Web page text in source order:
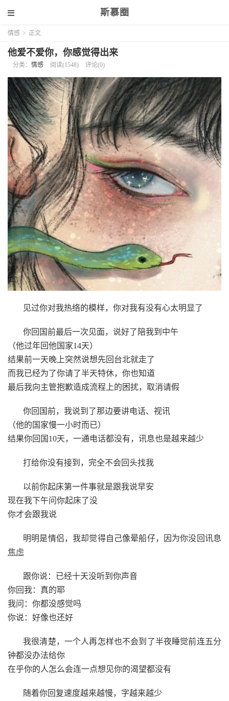
斯慕圈
情感 > 正文
他爱不爱你，你感觉得出来
分类： 情感 阅读(1548) 评论(0)
见过你对我热络的模样，你对我有没有心太明显了
你回国前最后一次见面，说好了陪我到中午
（他过年回他国家14天）
结果前一天晚上突然说想先回台北就走了
而我已经为了你请了半天特休，你也知道
最后我向主管抱歉造成流程上的困扰，取消请假
你回国前，我说到了那边要讲电话、视讯
（他的国家慢一小时而已）
结果你回国10天，一通电话都没有，讯息也是越来越少
打给你没有接到，完全不会回头找我
以前你起床第一件事就是跟我说早安
现在我下午问你起床了没
你才会跟我说
明明是情侣，我却觉得自己像晕船仔，因为你没回讯息
焦虑
跟你说：已经十天没听到你声音
你回我：真的耶
我问：你都没感觉吗
你说：好像也还好
我很清楚，一个人再怎样也不会到了半夜睡觉前连五分
钟都没办法给你
在乎你的人怎么会连一点想见你的渴望都没有
随着你回复速度越来越慢，字越来越少